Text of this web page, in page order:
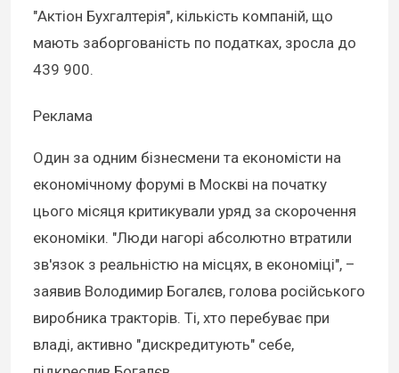
"Актіон Бухгалтерія", кількість компаній, що
мають заборгованість по податках, зросла до
439 900.
Реклама
Один за одним бізнесмени та економісти на
економічному форумі в Москві на початку
цього місяця критикували уряд за скорочення
економіки. "Люди нагорі абсолютно втратили
зв'язок з реальністю на місцях, в економіці", –
заявив Володимир Богалєв, голова російського
виробника тракторів. Ті, хто перебуває при
владі, активно "дискредитують" себе,